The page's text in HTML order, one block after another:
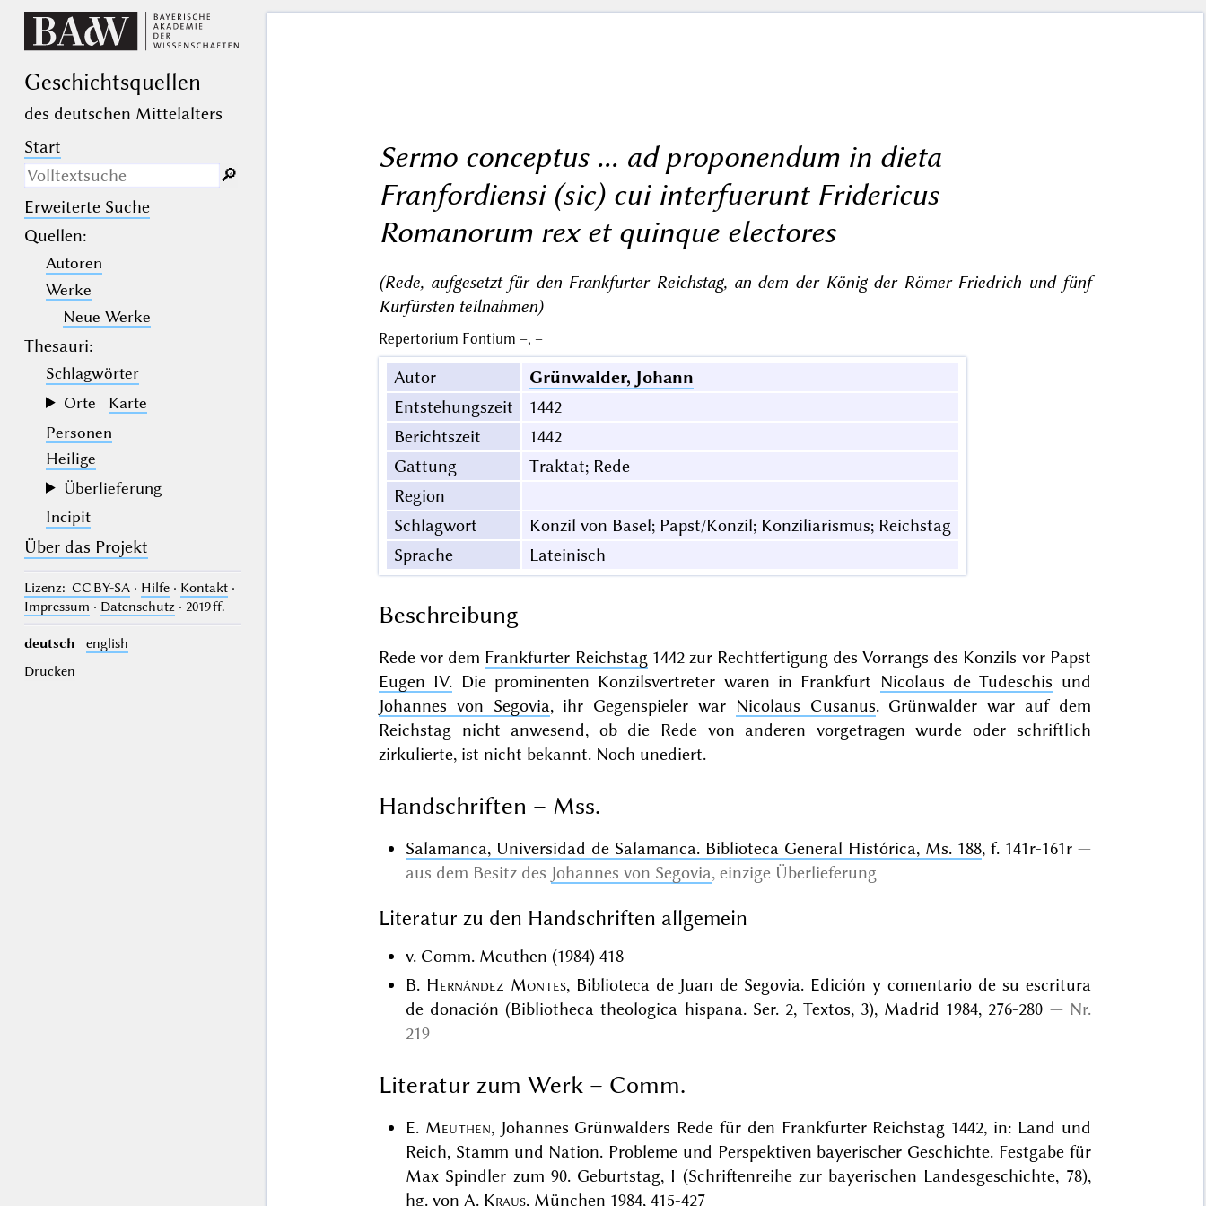
Geschichts­quellen
des deutschen Mittelalters
Start
Nur in Beschreibungs­texten
suchen
(der Unterstrich) ist Platzhalter für
genau ein Zeichen.
(das Prozentzeichen) ist Platzhalter
für kein, ein oder mehr als ein
Zeichen.
🔎︎
Erweiterte Suche
Quellen:
Autoren
Werke
Neue Werke
Thesauri:
Schlagwörter
Orte
Karte
Personen
Heilige
Überlieferung
Incipit
Über das Projekt
Lizenz: CC BY-SA· Hilfe· Kontakt·
Impressum · Datenschutz· 2019 ff.
deutsch
english
Drucken
Sermo conceptus ... ad proponendum in dieta
Franfordiensi (sic) cui interfuerunt Fridericus
Romanorum rex et quinque electores
(Rede, aufgesetzt für den Frankfurter Reichstag, an dem der König der Römer Friedrich und fünf
Kurfürsten teilnahmen)
Repertorium Fontium –, –
Autor
Grünwalder, Johann
Entstehungszeit
1442
Berichtszeit
1442
Gattung
Traktat; Rede
Region
Schlagwort
Konzil von Basel; Papst/Konzil; Konziliarismus; Reichstag
Sprache
Lateinisch
Beschreibung
Rede vor dem Frankfurter Reichstag 1442 zur Rechtfertigung des Vorrangs des Konzils vor Papst
Eugen IV. Die prominenten Konzilsvertreter waren in Frankfurt Nicolaus de Tudeschis und
Johannes von Segovia, ihr Gegenspieler war Nicolaus Cusanus. Grünwalder war auf dem
Reichstag nicht anwesend, ob die Rede von anderen vorgetragen wurde oder schriftlich
zirkulierte, ist nicht bekannt. Noch unediert.
Handschriften – Mss.
Salamanca, Universidad de Salamanca. Biblioteca General Histórica, Ms. 188, f. 141r-161r
aus dem Besitz des Johannes von Segovia, einzige Überlieferung
Literatur zu den Handschriften allgemein
v. Comm. Meuthen (1984) 418
B. Hernández Montes, Biblioteca de Juan de Segovia. Edición y comentario de su escritura
de donación (Bibliotheca theologica hispana. Ser. 2, Textos, 3), Madrid 1984, 276-280
Nr.
219
Literatur zum Werk – Comm.
E. Meuthen, Johannes Grünwalders Rede für den Frankfurter Reichstag 1442, in: Land und
Reich, Stamm und Nation. Probleme und Perspektiven bayerischer Geschichte. Festgabe für
Max Spindler zum 90. Geburtstag, I (Schriftenreihe zur bayerischen Landesgeschichte, 78),
hg. von A. Kraus, München 1984, 415-427